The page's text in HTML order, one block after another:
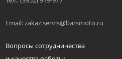
Email: zakaz.servis@barsmoto.ru
Вопросы сотрудничества